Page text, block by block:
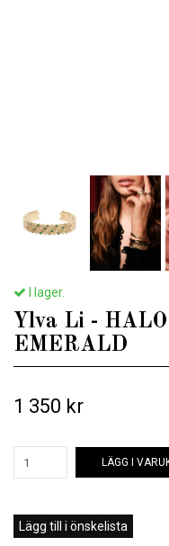
I lager.
Ylva Li -
EMERALD
1 350 kr
LÄGG I
Lägg till i önskelista